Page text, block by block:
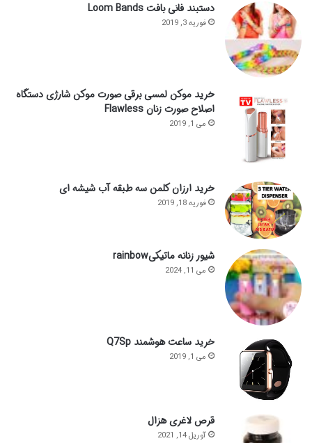
دستبند فانی بافت Loom Bands
فوریه 3, 2019
خرید موکن لمسی برقی صورت موکن شارژی دستگاه
اصلاح صورت زنان Flawless
می 1, 2019
خرید ارزان کلمن سه طبقه آب شیشه ای
فوریه 18, 2019
شیور زنانه ماتیکیrainbow
می 11, 2024
خرید ساعت هوشمند Q7Sp
می 1, 2019
قرص لاغری هزال
آوریل 14, 2021